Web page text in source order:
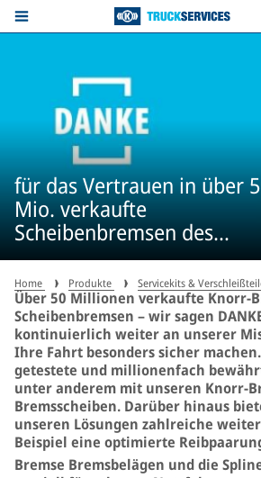
für das Vertrauen in über
Mio. verkaufte
Scheibenbremsen des
Weltmarktführes in der
Erstausrüstung*
Home Produkte Servicekits &
Über 50 Millionen verkaufte Knorr-
Scheibenbremsen – wir sagen
kontinuierlich weiter an unserer
Ihre Fahrt besonders sicher
getestete und millionenfach
unter anderem mit unseren Knorr-
Bremsscheiben. Darüber hinaus
unseren Lösungen zahlreiche
Beispiel eine optimierte
Bremse Bremsbelägen und die